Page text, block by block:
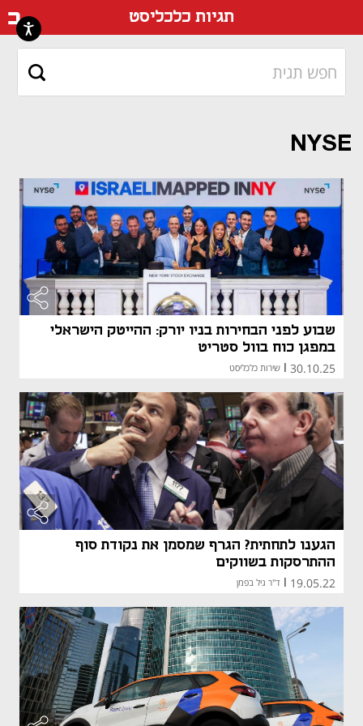
תגיות כלכליסט
NYSE
שבוע לפני הבחירות בניו יורק: ההייטק הישראלי
במפגן כוח בוול סטריט
30.10.25 שירות כלכליסט
הגענו לתחתית? הגרף שמסמן את נקודת סוף
ההתרסקות בשווקים
19.05.22 ד"ר גיל בפמן